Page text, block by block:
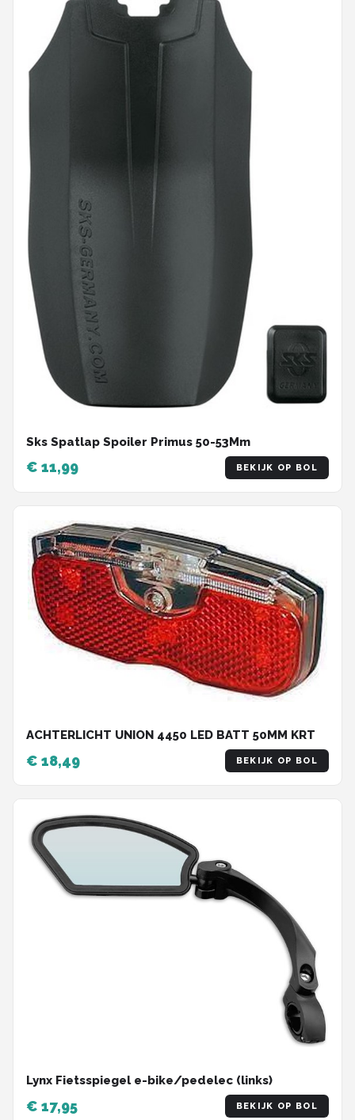
Sks Spatlap Spoiler Primus 50-53Mm
€ 11,99 BEKIJK OP BOL
ACHTERLICHT UNION 4450 LED BATT 50MM KRT
€ 18,49 BEKIJK OP BOL
Lynx Fietsspiegel e-bike/pedelec (links)
€ 17,95 BEKIJK OP BOL